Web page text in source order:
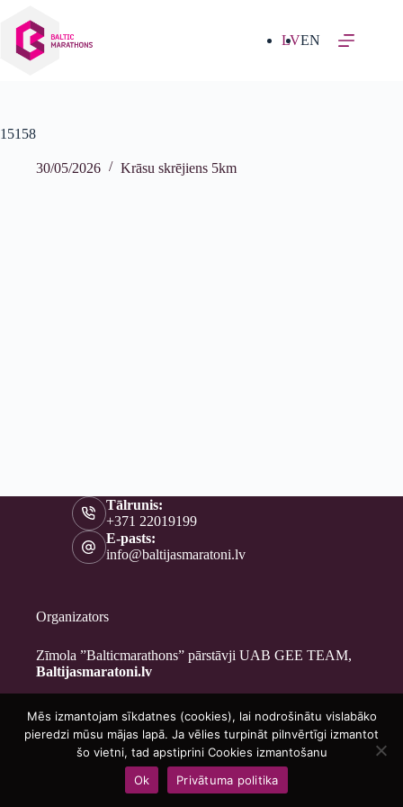
saturu
LVEN
15158
30/05/2026 Krāsu skrējiens 5km
Tālrunis:
+371 22019199
E-pasts:
info@baltijasmaratoni.lv
Organizators
Zīmola ”Balticmarathons” pārstāvji UAB GEE TEAM,
Baltijasmaratoni.lv
Kontakti
Par mums
Brīvprātīgajiem
Privātuma politika
Copyright © 2026 - Baltijasmaratoni.lv
Mēs izmantojam sīkdatnes (cookies), lai nodrošinātu vislabāko
pieredzi mūsu mājas lapā. Ja vēlies turpināt pilnvērtīgi izmantot
šo vietni, tad apstiprini Cookies izmantošanu
Ok
Privātuma politika